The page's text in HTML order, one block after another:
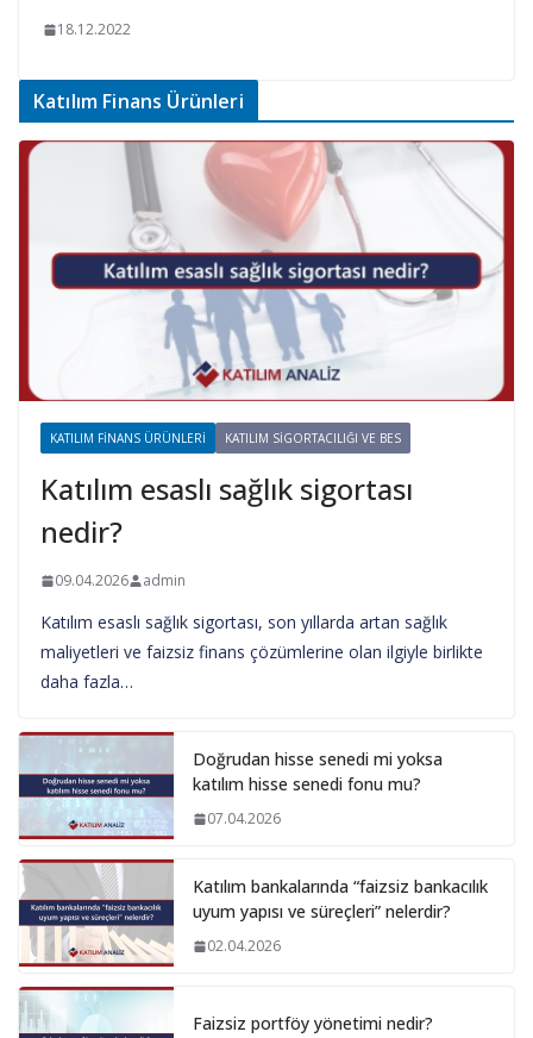
18.12.2022
Katılım Finans Ürünleri
KATILIM FINANS ÜRÜNLERI KATILIM SIGORTACILIĞI VE BES
Katılım esaslı sağlık sigortası
nedir?
09.04.2026 admin
Katılım esaslı sağlık sigortası, son yıllarda artan sağlık
maliyetleri ve faizsiz finans çözümlerine olan ilgiyle birlikte
daha fazla…
Doğrudan hisse senedi mi yoksa
katılım hisse senedi fonu mu?
07.04.2026
Katılım bankalarında “faizsiz bankacılık
uyum yapısı ve süreçleri” nelerdir?
02.04.2026
Faizsiz portföy yönetimi nedir?